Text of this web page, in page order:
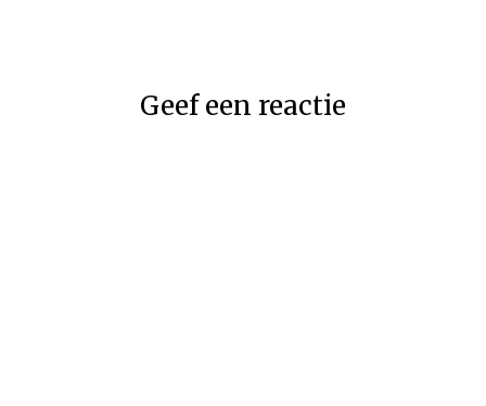
Geef een reactie